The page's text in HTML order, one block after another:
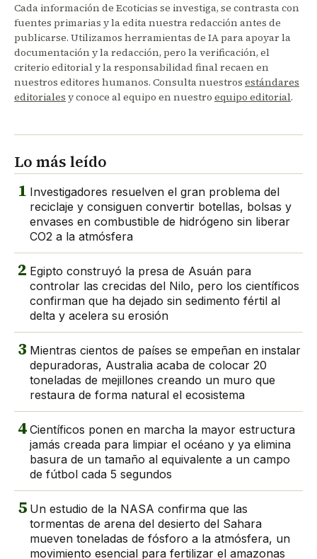
Cada información de Ecoticias se investiga, se contrasta con
fuentes primarias y la edita nuestra redacción antes de
publicarse. Utilizamos herramientas de IA para apoyar la
documentación y la redacción, pero la verificación, el
criterio editorial y la responsabilidad final recaen en
nuestros editores humanos. Consulta nuestros estándares
editoriales y conoce al equipo en nuestro equipo editorial.
Lo más leído
1 Investigadores resuelven el gran problema del
reciclaje y consiguen convertir botellas, bolsas y
envases en combustible de hidrógeno sin liberar
CO2 a la atmósfera
2 Egipto construyó la presa de Asuán para
controlar las crecidas del Nilo, pero los científicos
confirman que ha dejado sin sedimento fértil al
delta y acelera su erosión
3 Mientras cientos de países se empeñan en instalar
depuradoras, Australia acaba de colocar 20
toneladas de mejillones creando un muro que
restaura de forma natural el ecosistema
4 Científicos ponen en marcha la mayor estructura
jamás creada para limpiar el océano y ya elimina
basura de un tamaño al equivalente a un campo
de fútbol cada 5 segundos
5 Un estudio de la NASA confirma que las
tormentas de arena del desierto del Sahara
mueven toneladas de fósforo a la atmósfera, un
movimiento esencial para fertilizar el amazonas